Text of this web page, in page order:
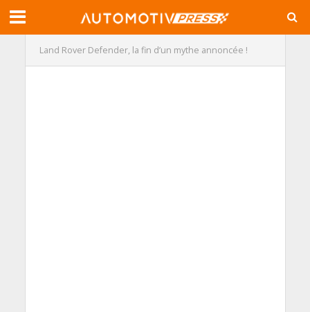
Land Rover Defender, la fin d’un mythe annoncée !